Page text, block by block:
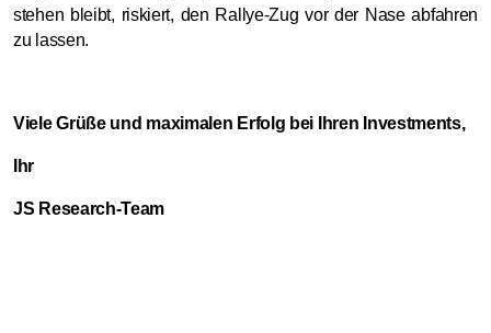
stehen bleibt, riskiert, den Rallye‑Zug vor der Nase abfahren
zu lassen.
Viele Grüße und maximalen Erfolg bei Ihren Investments,
Ihr
JS Research-Team